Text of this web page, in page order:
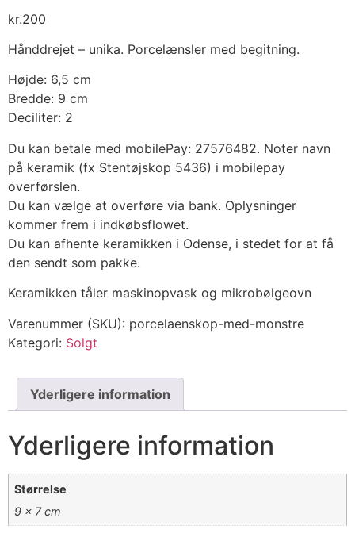
kr.200
Hånddrejet – unika. Porcelænsler med begitning.
Højde: 6,5 cm
Bredde: 9 cm
Deciliter: 2
Du kan betale med mobilePay: 27576482. Noter navn
på keramik (fx Stentøjskop 5436) i mobilepay
overførslen.
Du kan vælge at overføre via bank. Oplysninger
kommer frem i indkøbsflowet.
Du kan afhente keramikken i Odense, i stedet for at få
den sendt som pakke.
Keramikken tåler maskinopvask og mikrobølgeovn
Varenummer (SKU): porcelaenskop-med-monstre
Kategori: Solgt
Yderligere information
Yderligere information
Størrelse
9 × 7 cm